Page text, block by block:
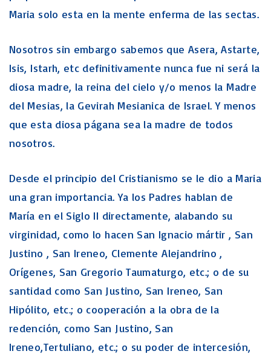
Maria solo esta en la mente enferma de las sectas.
Nosotros sin embargo sabemos que Asera, Astarte,
Isis, Istarh, etc definitivamente nunca fue ni será la
diosa madre, la reina del cielo y/o menos la Madre
del Mesias, la Gevirah Mesianica de Israel. Y menos
que esta diosa págana sea la madre de todos
nosotros.
Desde el principio del Cristianismo se le dio a Maria
una gran importancia. Ya los Padres hablan de
María en el Siglo II directamente, alabando su
virginidad, como lo hacen San Ignacio mártir , San
Justino , San Ireneo, Clemente Alejandrino ,
Orígenes, San Gregorio Taumaturgo, etc.; o de su
santidad como San Justino, San Ireneo, San
Hipólito, etc.; o cooperación a la obra de la
redención, como San Justino, San
Ireneo,Tertuliano, etc.; o su poder de intercesión,